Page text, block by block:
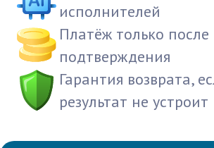
исполнителей
Платёж только после
подтверждения
Гарантия возврата,
результат не устроит